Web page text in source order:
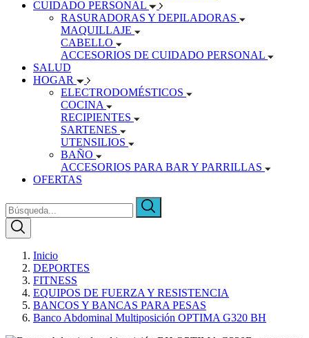
CUIDADO PERSONAL
RASURADORAS Y DEPILADORAS
MAQUILLAJE
CABELLO
ACCESORIOS DE CUIDADO PERSONAL
SALUD
HOGAR
ELECTRODOMÉSTICOS
COCINA
RECIPIENTES
SARTENES
UTENSILIOS
BAÑO
ACCESORIOS PARA BAR Y PARRILLAS
OFERTAS
Inicio
DEPORTES
FITNESS
EQUIPOS DE FUERZA Y RESISTENCIA
BANCOS Y BANCAS PARA PESAS
Banco Abdominal Multiposición OPTIMA G320 BH